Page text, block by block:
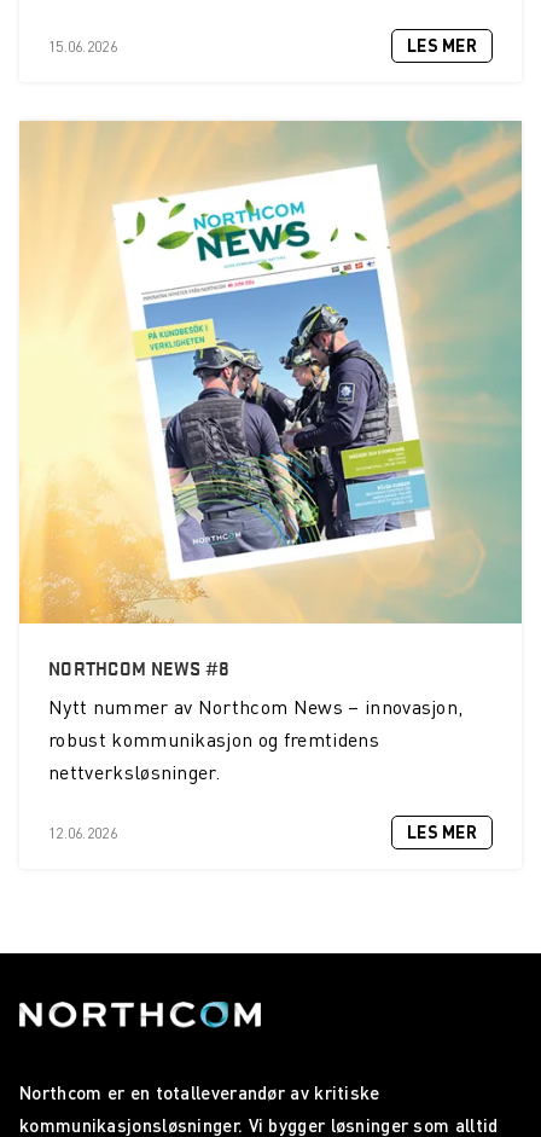
15.06.2026 LES MER
NORTHCOM NEWS #8
Nytt nummer av Northcom News – innovasjon,
robust kommunikasjon og fremtidens
nettverksløsninger.
12.06.2026 LES MER
Northcom er en totalleverandør av kritiske
kommunikasjonsløsninger. Vi bygger løsninger som alltid